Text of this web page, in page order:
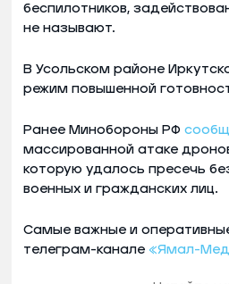
беспилотников,
не называют.
В Усольском районе
режим повышенной
Ранее Минобороны РФ
массированной атаке
которую удалось пресечь
военных и гражданских лиц.
Самые важные и
телеграм-канале «Ямал-